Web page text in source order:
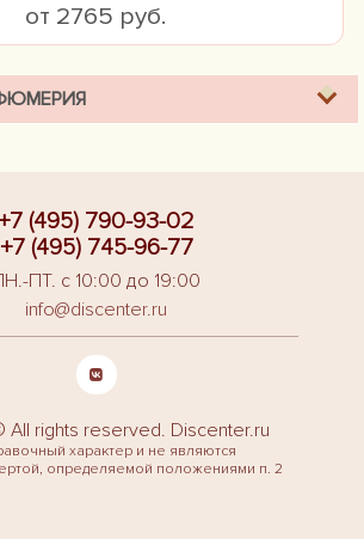
от 2765 руб.
+7 (495) 790-93-02
+7 (495) 745-96-77
ПТ. с 10:00 до 19:00
info@discenter.ru
All rights reserved. Discenter.ru
характер и не являются
определяемой положениями п. 2